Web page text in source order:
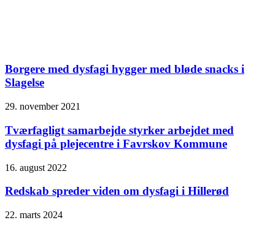
Borgere med dysfagi hygger med bløde snacks i
Slagelse
29. november 2021
Tværfagligt samarbejde styrker arbejdet med
dysfagi på plejecentre i Favrskov Kommune
16. august 2022
Redskab spreder viden om dysfagi i Hillerød
22. marts 2024